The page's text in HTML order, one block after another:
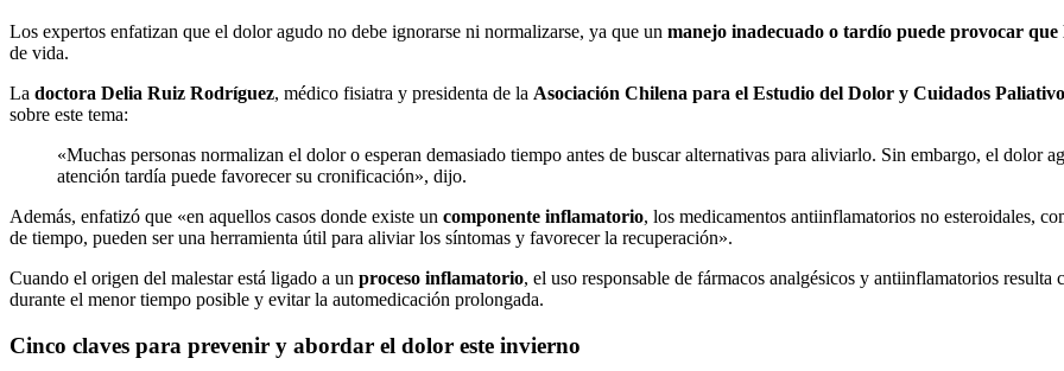
Los expertos enfatizan que el dolor agudo no debe ignorarse ni normalizarse, ya que un manejo inadecuado o tardío puede provocar que
de vida.
La doctora Delia Ruiz Rodríguez, médico fisiatra y presidenta de la Asociación Chilena para el Estudio del Dolor y Cuidados
sobre este tema:
«Muchas personas normalizan el dolor o esperan demasiado tiempo antes de buscar alternativas para aliviarlo. Sin embargo, el dolor
atención tardía puede favorecer su cronificación», dijo.
Además, enfatizó que «en aquellos casos donde existe un componente inflamatorio, los medicamentos antiinflamatorios no esteroidales,
de tiempo, pueden ser una herramienta útil para aliviar los síntomas y favorecer la recuperación».
Cuando el origen del malestar está ligado a un proceso inflamatorio, el uso responsable de fármacos analgésicos y antiinflamatorios
durante el menor tiempo posible y evitar la automedicación prolongada.
Cinco claves para prevenir y abordar el dolor este invierno